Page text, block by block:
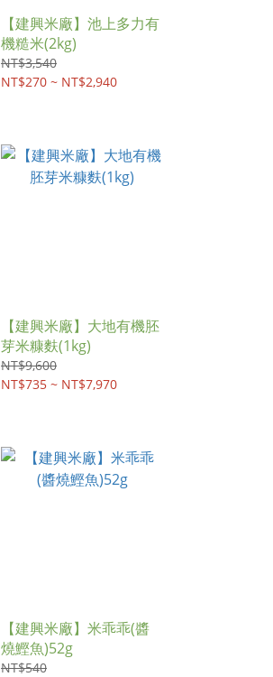
【建興米廠】池上多力有
機糙米(2kg)
NT$3,540
NT$270 ~ NT$2,940
【建興米廠】大地有機胚
芽米糠麩(1kg)
NT$9,600
NT$735 ~ NT$7,970
【建興米廠】米乖乖(醬
燒鰹魚)52g
NT$540